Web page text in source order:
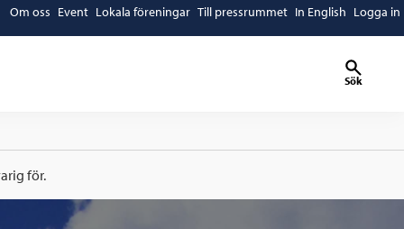
Om oss Event Lokala föreningar Till pressrummet In English Logga in
Sök
för.